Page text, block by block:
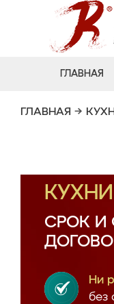
ГЛАВНАЯ
ГЛАВНАЯ →
СРОК И
Ни
без